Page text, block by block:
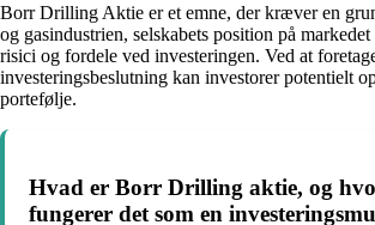
Borr Drilling Aktie er et emne, der kræver en
og gasindustrien, selskabets position på
risici og fordele ved investeringen. Ved at
investeringsbeslutning kan investorer potentielt
portefølje.
Hvad er Borr Drilling aktie, og
fungerer det som en